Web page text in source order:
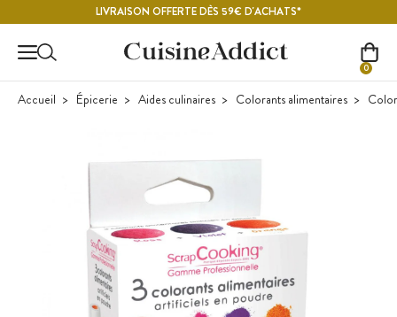
LIVRAISON OFFERTE DÈS 59€ D'ACHATS*
0
Accueil Épicerie Aides culinaires Colorants alimentaires